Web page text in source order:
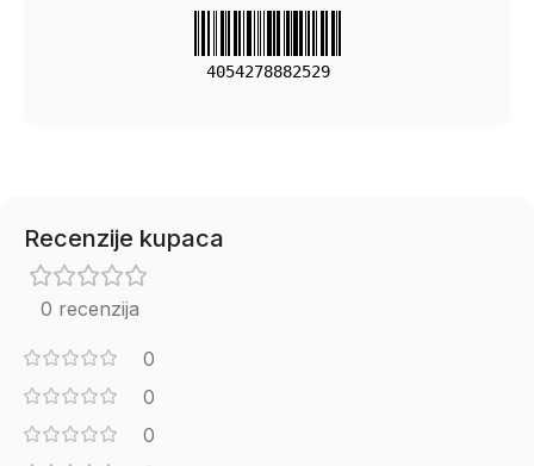
4054278882529
Recenzije kupaca
0 recenzija
0
0
0